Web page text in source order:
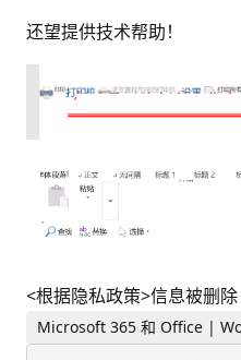
还望提供技术帮助！
<根据隐私政策>信息被删除
Microsoft 365 和 Office |